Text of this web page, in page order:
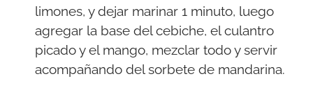
limones, y dejar marinar 1 minuto, luego
agregar la base del cebiche, el culantro
picado y el mango, mezclar todo y servir
acompañando del sorbete de mandarina.